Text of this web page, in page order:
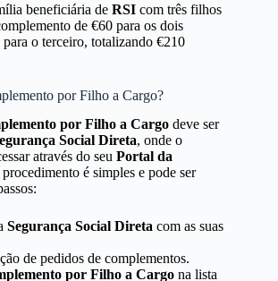
beneficiária de RSI com três filhos
de €60 para os dois
o terceiro, totalizando €210
por Filho a Cargo?
por Filho a Cargo deve ser
Social Direta, onde o
através do seu Portal da
é simples e pode ser
Segurança Social Direta com as suas
de pedidos de complementos.
por Filho a Cargo na lista